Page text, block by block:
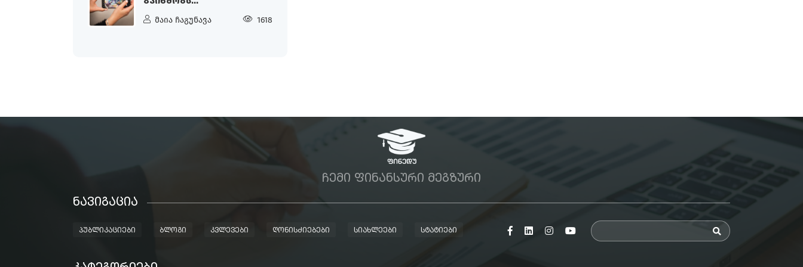
მაია ჩაგუნავა 1618
ᲩᲔᲛᲘ ᲤᲘᲜᲐᲜᲡᲣᲠᲘ ᲛᲔᲒᲖᲣᲠᲘ
ᲜᲐᲕᲘᲒᲐᲪᲘᲐ
ᲞᲣᲑᲚᲘᲙᲐᲪᲘᲔᲑᲘ ᲑᲚᲝᲒᲘ ᲙᲕᲚᲔᲕᲔᲑᲘ ᲦᲝᲜᲘᲡᲫᲘᲔᲑᲔᲑᲘ ᲡᲘᲐᲮᲚᲔᲔᲑᲘ ᲡᲢᲐᲢᲘᲔᲑᲘ